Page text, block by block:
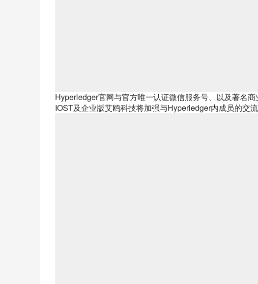
Hyperledger官网与官方唯一认证微信服务号、以及著名
IOST及企业版艾鸥科技将加强与Hyperledger内成员的交